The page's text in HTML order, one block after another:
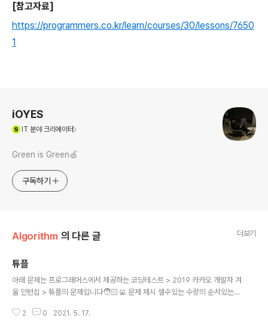
[참고자료]
https://programmers.co.kr/learn/courses/30/lessons/7650
1
iOYES
IT 분야 크리에이터
Green is Green🍏
구독하기
Algorithm 의 다른 글 더보기
튜플
아래 문제는 프로그래머스에서 제공하는 코딩테스트 > 2019 카카오 개발자 겨
울 인턴십 > 튜플의 문제입니다🧑🏻‍💻 문제 제시 셀수있는 수량의 순서있는
의 요소를 가진 튜플을 n-튜플(n-tuple)이라고 하며, 다음과 같이 표현할 수 있
2 0 2021. 5. 17.